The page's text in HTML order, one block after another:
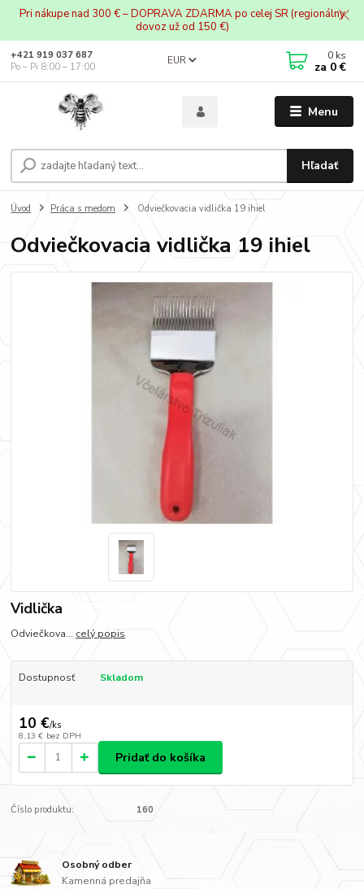
Pri nákupe nad 300 € – DOPRAVA ZDARMA po celej SR (regionálny
dovoz už od 150 €)
Menu
EUR
Hľadať
+421 919 037 687
Po – Pi 8:00 – 17:00
0 ks
za 0 €
Úvod Práca s medom Odviečkovacia vidlička 19 ihiel
Odviečkovacia vidlička 19 ihiel
Vidlička
Odviečkova... celý popis
Dostupnosť Skladom
10 €/ks
8,13 € bez DPH
Pridať do košíka
Číslo produktu: 160
Osobný odber
Kamenná predajňa